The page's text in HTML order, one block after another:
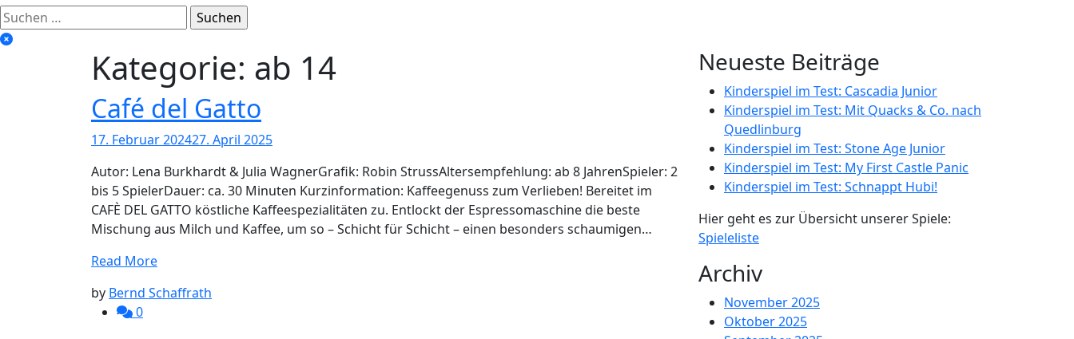
Suchen
nach:
Kategorie: ab 14
Café del Gatto
17. Februar 202427. April 2025
Autor: Lena Burkhardt & Julia WagnerGrafik: Robin StrussAltersempfehlung: ab 8 JahrenSpieler: 2
bis 5 SpielerDauer: ca. 30 Minuten Kurzinformation: Kaffeegenuss zum Verlieben! Bereitet im
CAFÈ DEL GATTO köstliche Kaffeespezialitäten zu. Entlockt der Espressomaschine die beste
Mischung aus Milch und Kaffee, um so – Schicht für Schicht – einen besonders schaumigen…
Read More
by Bernd Schaffrath
0
Neueste Beiträge
Kinderspiel im Test: Cascadia Junior
Kinderspiel im Test: Mit Quacks & Co. nach
Quedlinburg
Kinderspiel im Test: Stone Age Junior
Kinderspiel im Test: My First Castle Panic
Kinderspiel im Test: Schnappt Hubi!
Hier geht es zur Übersicht unserer Spiele:
Spieleliste
Archiv
November 2025
Oktober 2025